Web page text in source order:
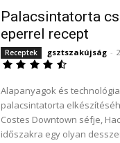
Palacsintatorta
eperrel recept
Receptek gsztszakújság -
Alapanyagok és
palacsintatorta
Costes Downtown séfje,
időszakra egy olyan